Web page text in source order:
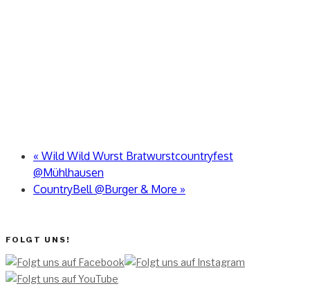
« Wild Wild Wurst Bratwurstcountryfest
@Mühlhausen
CountryBell @Burger & More »
FOLGT UNS!